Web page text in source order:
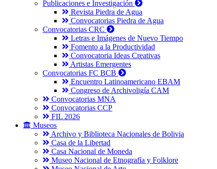
Publicaciones e Investigación
Revista Piedra de Agua
Convocatorias Piedra de Agua
Convocatorias CRC
Letras e Imágenes de Nuevo Tiempo
Fomento a la Productividad
Convocatoria Ideas Creativas
Artistas Emergentes
Convocatorias FC BCB
Encuentro Latinoamericano EBAM
Congreso de Archivoligía CAM
Convocatorias MNA
Convocatorias CCP
FIL 2026
Museos
Archivo y Biblioteca Nacionales de Bolivia
Casa de la Libertad
Casa Nacional de Moneda
Museo Nacional de Etnografía y Folklore